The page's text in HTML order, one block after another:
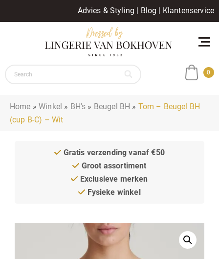
Advies & Styling | Blog | Klantenservice
0
Home »Winkel » BH's » Beugel BH » Tom – Beugel BH
(cup B-C) – Wit
Gratis verzending vanaf €50
Groot assortiment
Exclusieve merken
Fysieke winkel